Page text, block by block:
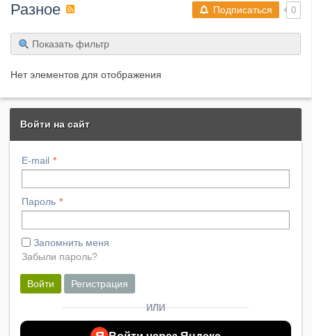
Подписаться 0
Разное
Показать фильтр
Нет элементов для отображения
Войти на сайт
E-mail
Пароль
Запомнить меня
Забыли пароль?
Войти Регистрация
ИЛИ